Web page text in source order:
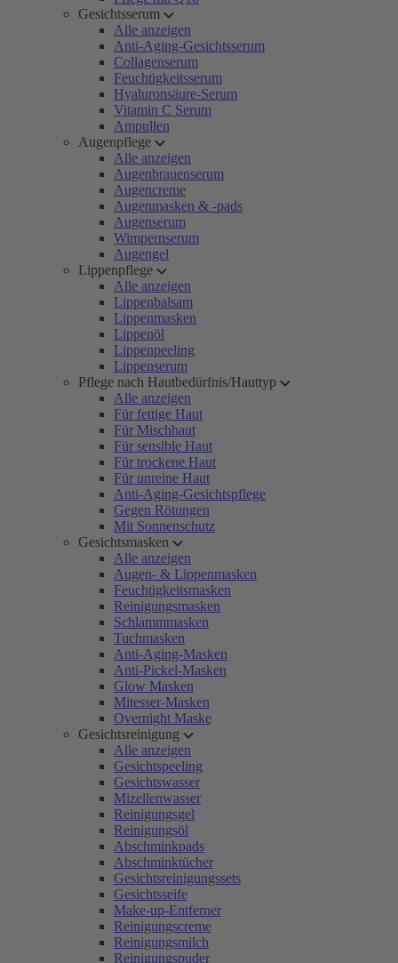
Gesichtsserum
Alle anzeigen
Anti-Aging-Gesichtsserum
Collagenserum
Feuchtigkeitsserum
Hyaluronsäure-Serum
Vitamin C Serum
Ampullen
Augenpflege
Alle anzeigen
Augenbrauenserum
Augencreme
Augenmasken & -pads
Augenserum
Wimpernserum
Augengel
Lippenpflege
Alle anzeigen
Lippenbalsam
Lippenmasken
Lippenöl
Lippenpeeling
Lippenserum
Pflege nach Hautbedürfnis/Hauttyp
Alle anzeigen
Für fettige Haut
Für Mischhaut
Für sensible Haut
Für trockene Haut
Für unreine Haut
Anti-Aging-Gesichtspflege
Gegen Rötungen
Mit Sonnenschutz
Gesichtsmasken
Alle anzeigen
Augen- & Lippenmasken
Feuchtigkeitsmasken
Reinigungsmasken
Schlammmasken
Tuchmasken
Anti-Aging-Masken
Anti-Pickel-Masken
Glow Masken
Mitesser-Masken
Overnight Maske
Gesichtsreinigung
Alle anzeigen
Gesichtspeeling
Gesichtswasser
Mizellenwasser
Reinigungsgel
Reinigungsöl
Abschminkpads
Abschminktücher
Gesichtsreinigungssets
Gesichtsseife
Make-up-Entferner
Reinigungscreme
Reinigungsmilch
Reinigungspuder